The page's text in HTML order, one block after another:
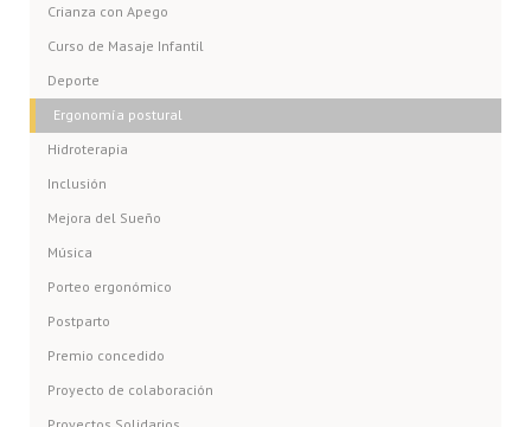
Crianza con Apego
Curso de Masaje Infantil
Deporte
Ergonomía postural
Hidroterapia
Inclusión
Mejora del Sueño
Música
Porteo ergonómico
Postparto
Premio concedido
Proyecto de colaboración